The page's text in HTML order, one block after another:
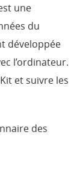
une
du
développée
l’ordinateur.
et suivre les
des